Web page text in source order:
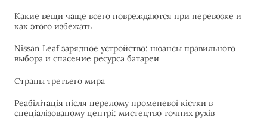
Какие вещи чаще всего повреждаются при перевозке и
как этого избежать
Nissan Leaf зарядное устройство: нюансы правильного
выбора и спасение ресурса батареи
Страны третьего мира
Реабілітація після перелому променевої кістки в
спеціалізованому центрі: мистецтво точних рухів